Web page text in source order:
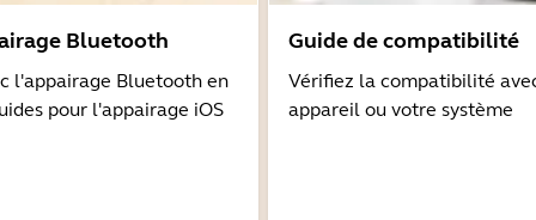
Bluetooth
l'appairage Bluetooth en
pour l'appairage iOS
Guide de compatibilité
Vérifiez la compatibilité
appareil ou votre système